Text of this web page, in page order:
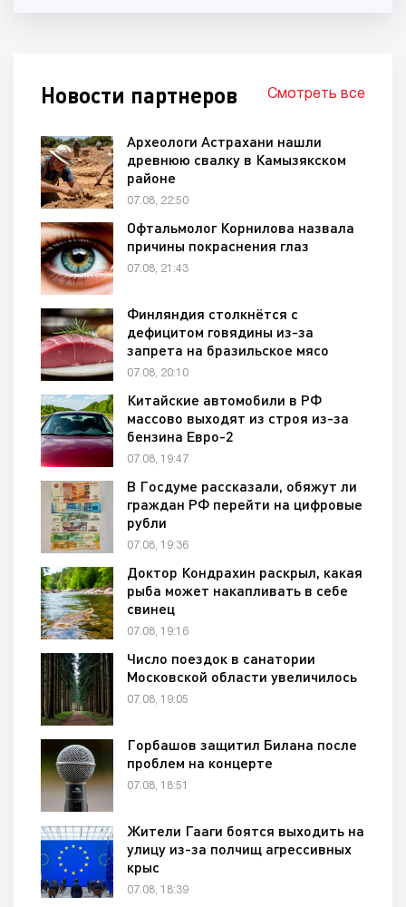
Новости партнеров Смотреть все
Археологи Астрахани нашли
древнюю свалку в Камызякском
районе
07.08, 22:50
Офтальмолог Корнилова назвала
причины покраснения глаз
07.08, 21:43
Финляндия столкнётся с
дефицитом говядины из-за
запрета на бразильское мясо
07.08, 20:10
Китайские автомобили в РФ
массово выходят из строя из-за
бензина Евро-2
07.08, 19:47
В Госдуме рассказали, обяжут ли
граждан РФ перейти на цифровые
рубли
07.08, 19:36
Доктор Кондрахин раскрыл, какая
рыба может накапливать в себе
свинец
07.08, 19:16
Число поездок в санатории
Московской области увеличилось
07.08, 19:05
Горбашов защитил Билана после
проблем на концерте
07.08, 18:51
Жители Гааги боятся выходить на
улицу из-за полчищ агрессивных
крыс
07.08, 18:39